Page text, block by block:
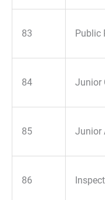
83 Public
84 Junior
85 Junior
86